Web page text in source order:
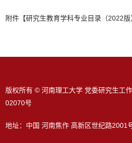
附件【研究生教育学科专业目录（2022
版权所有 © 河南理工大学 党委研究生工
02070号
地址：中国 河南焦作 高新区世纪路2001